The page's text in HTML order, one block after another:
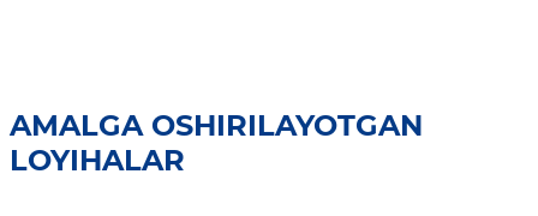
AMALGA OSHIRILAYOTGAN
LOYIHALAR